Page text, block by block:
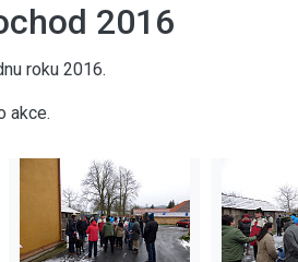
2016
roku 2016.
akce.